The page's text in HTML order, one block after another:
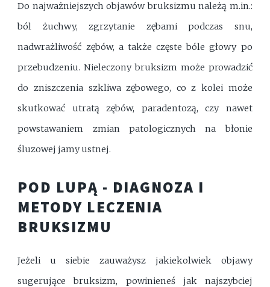
Do najważniejszych objawów bruksizmu należą m.in.:
ból żuchwy, zgrzytanie zębami podczas snu,
nadwrażliwość zębów, a także częste bóle głowy po
przebudzeniu. Nieleczony bruksizm może prowadzić
do zniszczenia szkliwa zębowego, co z kolei może
skutkować utratą zębów, paradentozą, czy nawet
powstawaniem zmian patologicznych na błonie
śluzowej jamy ustnej.
POD LUPĄ - DIAGNOZA I
METODY LECZENIA
BRUKSIZMU
Jeżeli u siebie zauważysz jakiekolwiek objawy
sugerujące bruksizm, powinieneś jak najszybciej